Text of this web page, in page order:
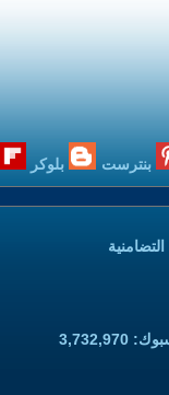
بنترست بلوكر